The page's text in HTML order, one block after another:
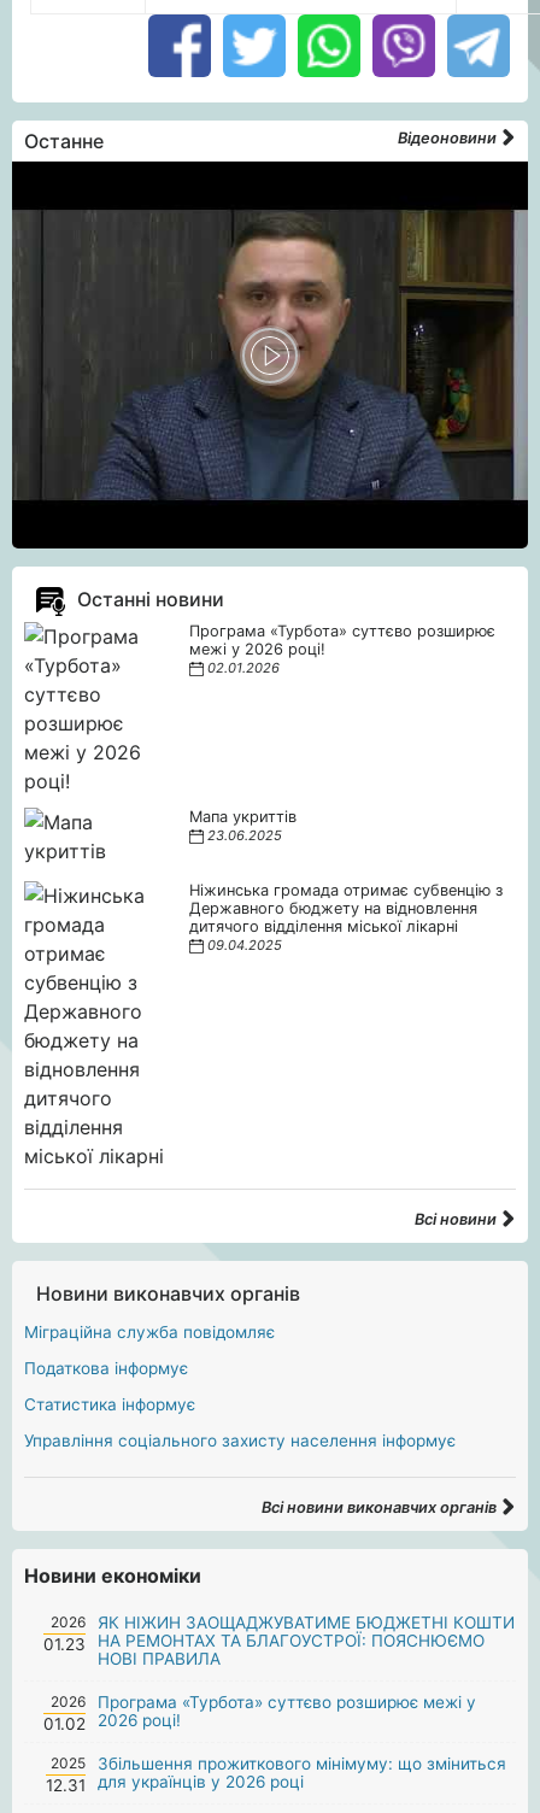
Останне Відеоновини
Останні новини
Програма «Турбота» суттєво розширює
межі у 2026 році!
02.01.2026
Мапа укриттів
23.06.2025
Ніжинська громада отримає субвенцію з
Державного бюджету на відновлення
дитячого відділення міської лікарні
09.04.2025
Всі новини
Новини виконавчих органів
Міграційна служба повідомляє
Податкова інформує
Статистика інформує
Управління соціального захисту населення інформує
Всі новини виконавчих органів
Новини економіки
2026
01.23
ЯК НІЖИН ЗАОЩАДЖУВАТИМЕ БЮДЖЕТНІ КОШТИ
НА РЕМОНТАХ ТА БЛАГОУСТРОЇ: ПОЯСНЮЄМО
НОВІ ПРАВИЛА
2026
01.02
Програма «Турбота» суттєво розширює межі у
2026 році!
2025
12.31
Збільшення прожиткового мінімуму: що зміниться
для українців у 2026 році